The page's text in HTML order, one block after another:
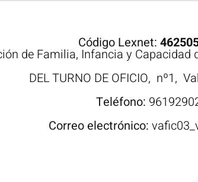
Código Lexnet:
de Familia, Infancia y Capacidad
DEL TURNO DE OFICIO, nº1,
Teléfono:
Correo electrónico: